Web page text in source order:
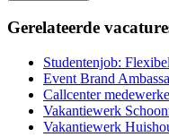
Gerelateerde
Studentenjob:
Event Brand
Callcenter
Vakantiewerk
Vakantiewerk